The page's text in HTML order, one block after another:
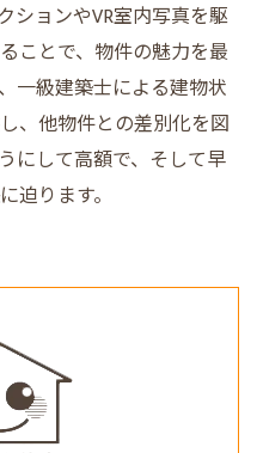
ションやVR室内写真を駆
ことで、物件の魅力を最
一級建築士による建物状
、他物件との差別化を図
にして高額で、そして早
迫ります。